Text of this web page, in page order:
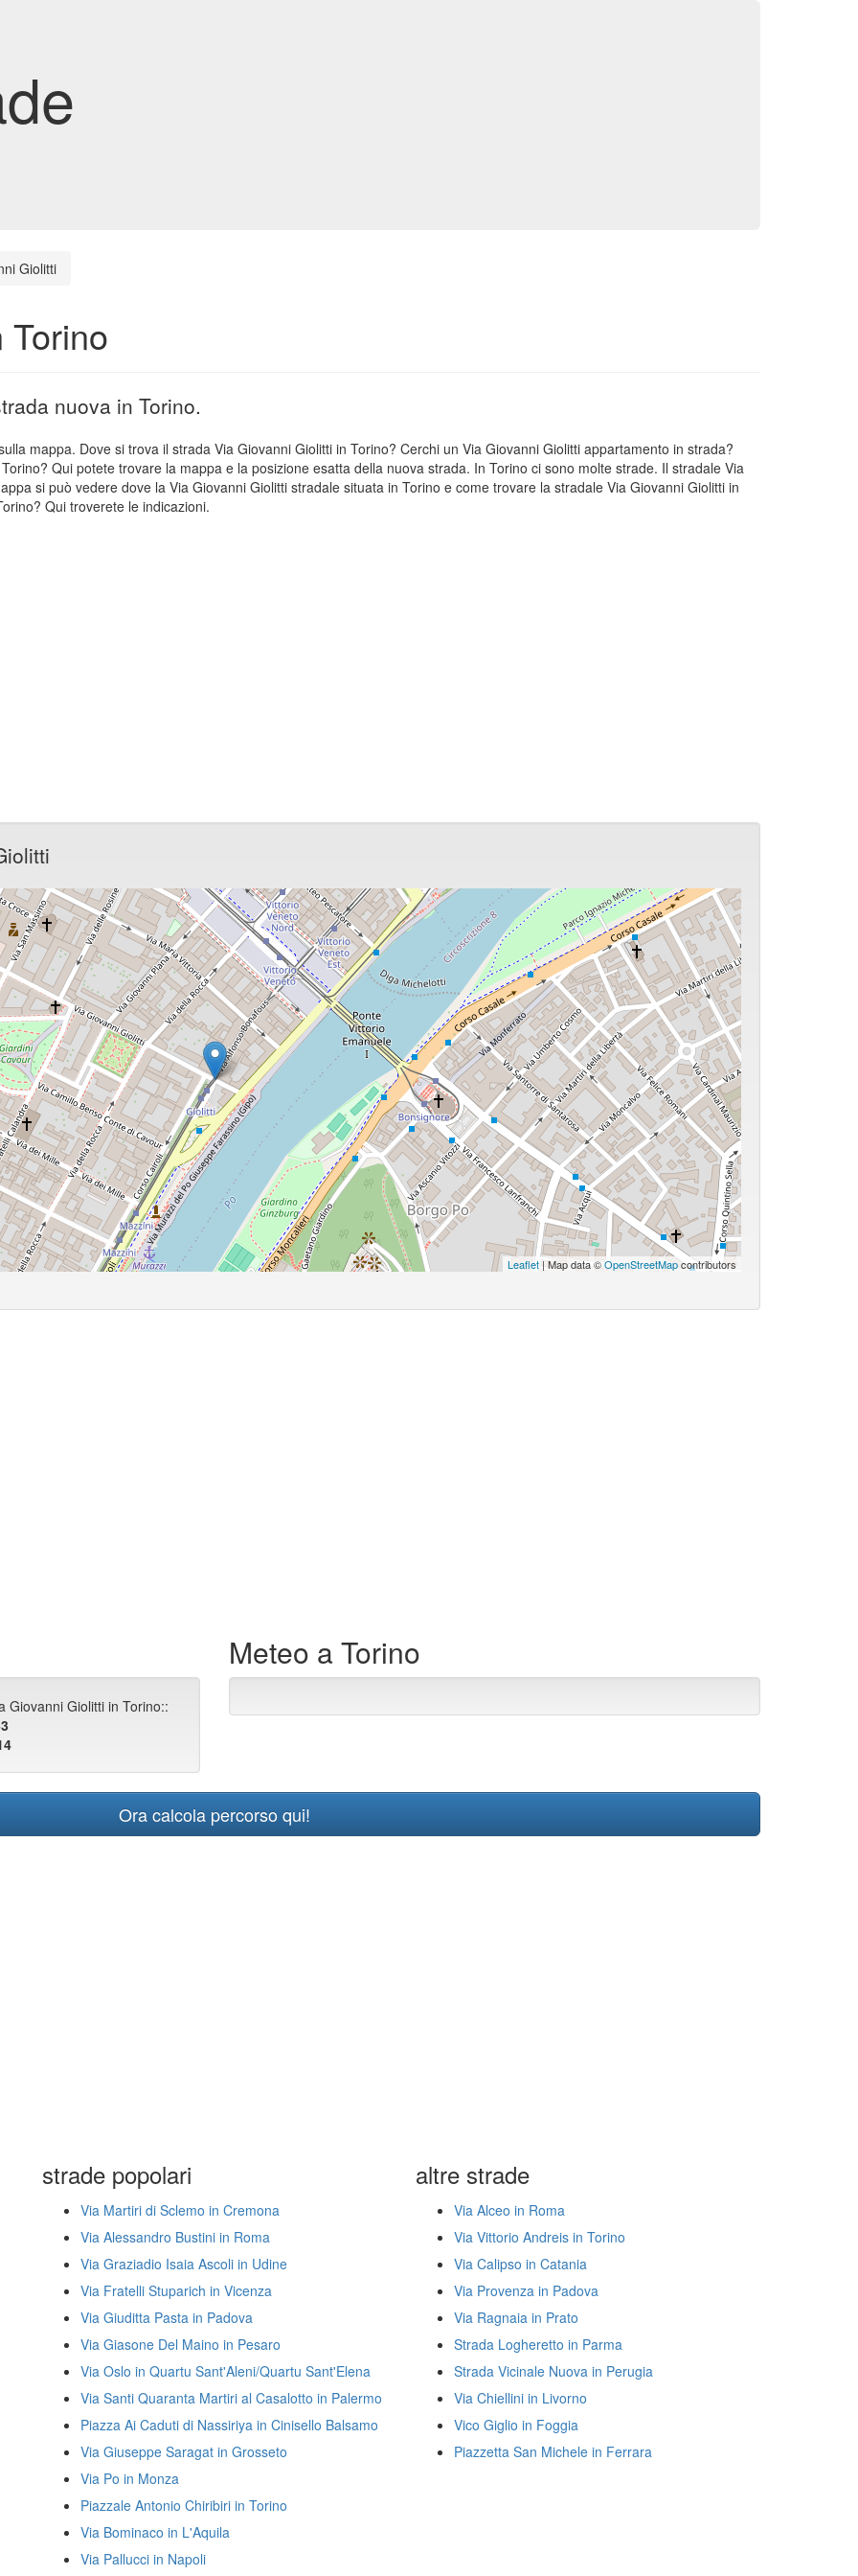
Giolitti
nuova in Torino.
mappa. Dove si trova il strada Via Giovanni Giolitti in Torino? Cerchi un Via Giovanni Giolitti appartamento in strada?
Qui potete trovare la mappa e la posizione esatta della nuova strada. In Torino ci sono molte strade. Il stradale Via
si può vedere dove la Via Giovanni Giolitti stradale situata in Torino e come trovare la stradale Via Giovanni Giolitti in
Qui troverete le indicazioni.
Leaflet| Map data ©OpenStreetMapcontributors
Giovanni Giolitti in Torino::
Meteo a Torino
Ora calcola percorso qui!
strade popolari
Via Martiri di Sclemo in Cremona
Via Alessandro Bustini in Roma
Via Graziadio Isaia Ascoli in Udine
Via Fratelli Stuparich in Vicenza
Via Giuditta Pasta in Padova
Via Giasone Del Maino in Pesaro
Via Oslo in Quartu Sant'Aleni/Quartu Sant'Elena
Via Santi Quaranta Martiri al Casalotto in Palermo
Piazza Ai Caduti di Nassiriya in Cinisello Balsamo
Via Giuseppe Saragat in Grosseto
Via Po in Monza
Piazzale Antonio Chiribiri in Torino
Via Bominaco in L'Aquila
Via Pallucci in Napoli
altre strade
Via Alceo in Roma
Via Vittorio Andreis in Torino
Via Calipso in Catania
Via Provenza in Padova
Via Ragnaia in Prato
Strada Logheretto in Parma
Strada Vicinale Nuova in Perugia
Via Chiellini in Livorno
Vico Giglio in Foggia
Piazzetta San Michele in Ferrara